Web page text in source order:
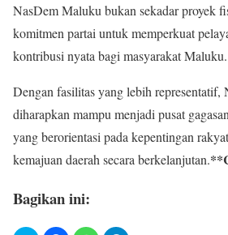
NasDem Maluku bukan sekadar proyek
komitmen partai untuk memperkuat
kontribusi nyata bagi masyarakat Maluku.
Dengan fasilitas yang lebih representatif,
diharapkan mampu menjadi pusat
yang berorientasi pada kepentingan
kemajuan daerah secara berkelanjutan.
Bagikan ini: